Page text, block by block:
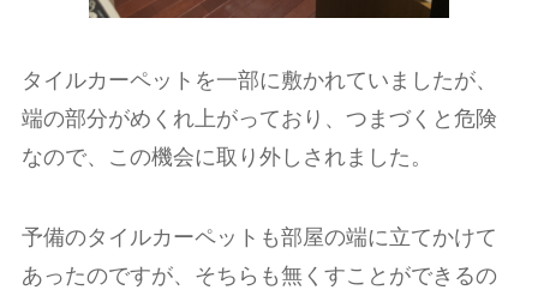
タイルカーペットを一部に敷かれていましたが、
端の部分がめくれ上がっており、つまづくと危険
なので、この機会に取り外しされました。
予備のタイルカーペットも部屋の端に立てかけて
あったのですが、そちらも無くすことができるの